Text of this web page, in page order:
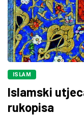
ISLAM
Islamski
rukopisa